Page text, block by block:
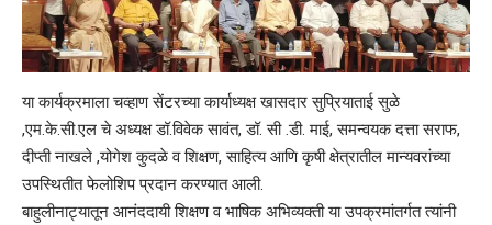
या कार्यक्रमाला चव्हाण सेंटरच्या कार्याध्यक्ष खासदार सुप्रियाताई सुळे
,एम.के.सी.एल चे अध्यक्ष डॉ.विवेक सावंत, डॉ. सी .डी. माई, समन्वयक दत्ता सराफ,
दीप्ती नाखले ,योगेश कुदळे व शिक्षण, साहित्य आणि कृषी क्षेत्रातील मान्यवरांच्या
उपस्थितीत फेलोशिप प्रदान करण्यात आली.
बाहुलीनाट्यातून आनंददायी शिक्षण व भाषिक अभिव्यक्ती या उपक्रमांतर्गत त्यांनी